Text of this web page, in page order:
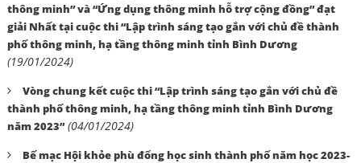
thông minh” và “Ứng dụng thông minh hỗ trợ cộng đồng” đạt
giải Nhất tại cuộc thi “Lập trình sáng tạo gắn với chủ đề thành
phố thông minh, hạ tầng thông minh tỉnh Bình Dương
(19/01/2024)
Vòng chung kết cuộc thi “Lập trình sáng tạo gắn với chủ đề
thành phố thông minh, hạ tầng thông minh tỉnh Bình Dương
năm 2023” (04/01/2024)
Bế mạc Hội khỏe phù đổng học sinh thành phố năm học 2023-